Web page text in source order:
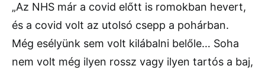
„Az NHS már a covid előtt is romokban hevert,
és a covid volt az utolsó csepp a pohárban.
Még esélyünk sem volt kilábalni belőle… Soha
nem volt még ilyen rossz vagy ilyen tartós a baj,